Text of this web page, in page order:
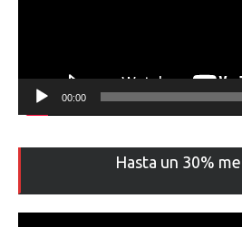
00:00
Hasta un 30%